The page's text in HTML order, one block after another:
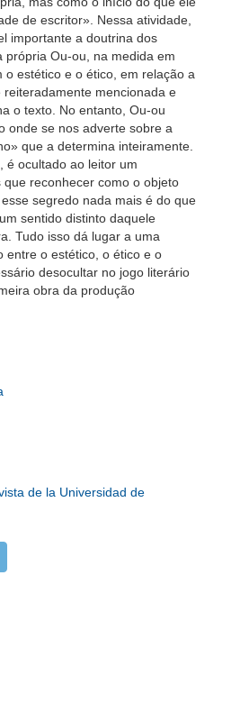
de escritor». Nessa atividade,
importante a doutrina dos
própria Ou-ou, na medida em
o estético e o ético, em relação a
mencionada e
o texto. No entanto, Ou-ou
onde se nos adverte sobre a
que a determina inteiramente.
é ocultado ao leitor um
reconhecer como o objeto
segredo nada mais é do que
sentido distinto daquele
Tudo isso dá lugar a uma
entre o estético, o ético e o
desocultar no jogo literário
obra da produção
de la Universidad de